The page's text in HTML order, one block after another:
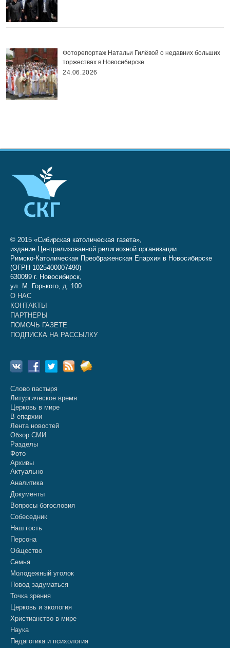
Фоторепортаж Натальи Гилёвой о недавних больших
торжествах в Новосибирске
24.06.2026
© 2015 «Сибирская католическая газета»,
издание Централизованной религиозной организации
Римско-Католическая Преображенская Епархия в Новосибирске
(ОГРН 1025400007490)
630099 г. Новосибирск,
ул. М. Горького, д. 100
О НАС
КОНТАКТЫ
ПАРТНЕРЫ
ПОМОЧЬ ГАЗЕТЕ
ПОДПИСКА НА РАССЫЛКУ
Слово пастыря
Литургическое время
Церковь в мире
В епархии
Лента новостей
Обзор СМИ
Разделы
Фото
Архивы
Актуально
Аналитика
Документы
Вопросы богословия
Собеседник
Наш гость
Персона
Общество
Семья
Молодежный уголок
Повод задуматься
Точка зрения
Церковь и экология
Христианство в мире
Наука
Педагогика и психология